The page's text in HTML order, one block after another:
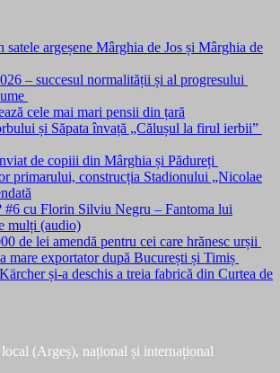
argeșene Mârghia de Jos și Mârghia de
– succesul normalității și al progresului
cele mai mari pensii din țară
și Săpata învață „Călușul la firul ierbii”
de copiii din Mârghia și Pădureți
primarului, construcția Stadionului „Nicolae
#6 cu Florin Silviu Negru – Fantoma lui
mulți (audio)
de lei amendă pentru cei care hrănesc urșii
mare exportator după București și Timiș
și-a deschis a treia fabrică din Curtea de
(Argeș), național și internațional